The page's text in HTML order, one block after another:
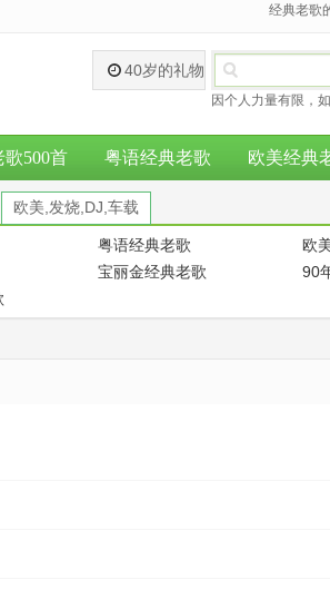
经典老歌
40岁的礼物
因个人力量有限，
歌500首 粤语经典老歌 欧美经典
欧美,发烧,DJ,车载
粤语经典老歌 欧
宝丽金经典老歌 90